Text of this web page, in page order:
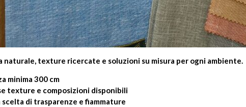
naturale, texture ricercate e soluzioni su misura per ogni ambiente.
minima 300 cm
texture e composizioni disponibili
scelta di trasparenze e fiammature